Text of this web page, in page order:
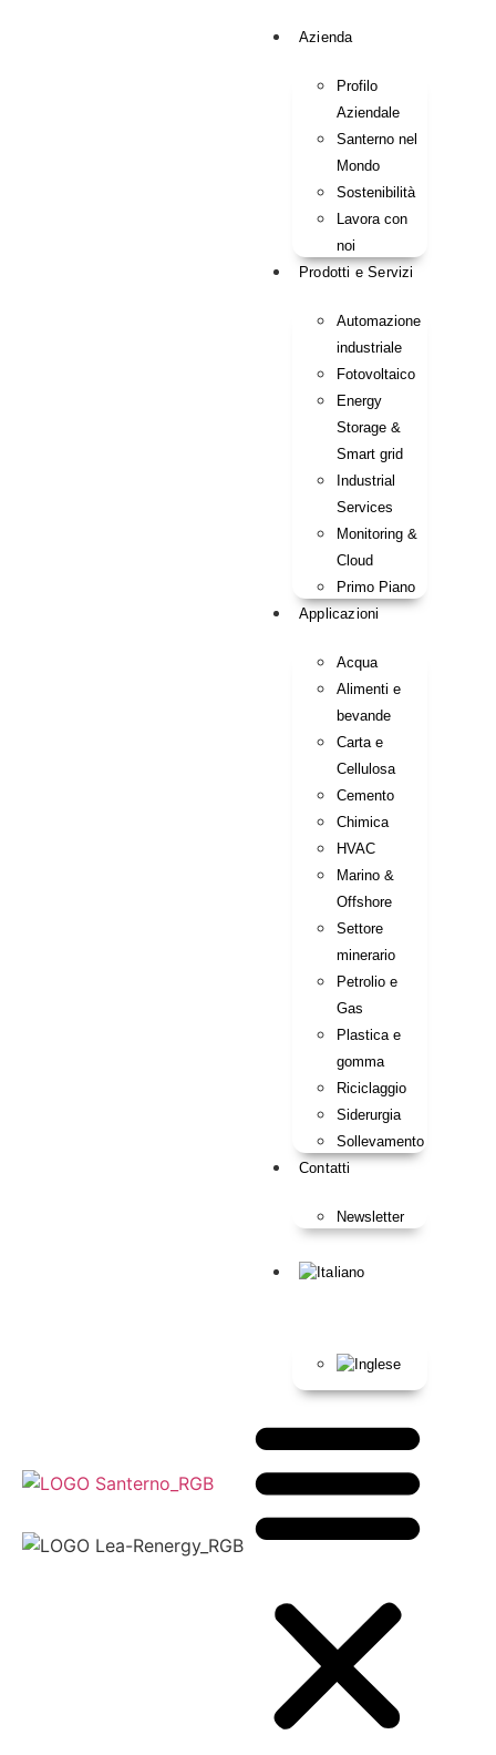
Azienda
Profilo
Aziendale
Santerno nel
Mondo
Sostenibilità
Lavora con
noi
Prodotti e Servizi
Automazione
industriale
Fotovoltaico
Energy
Storage &
Smart grid
Industrial
Services
Monitoring &
Cloud
Primo Piano
Applicazioni
Acqua
Alimenti e
bevande
Carta e
Cellulosa
Cemento
Chimica
HVAC
Marino &
Offshore
Settore
minerario
Petrolio e
Gas
Plastica e
gomma
Riciclaggio
Siderurgia
Sollevamento
Contatti
Newsletter